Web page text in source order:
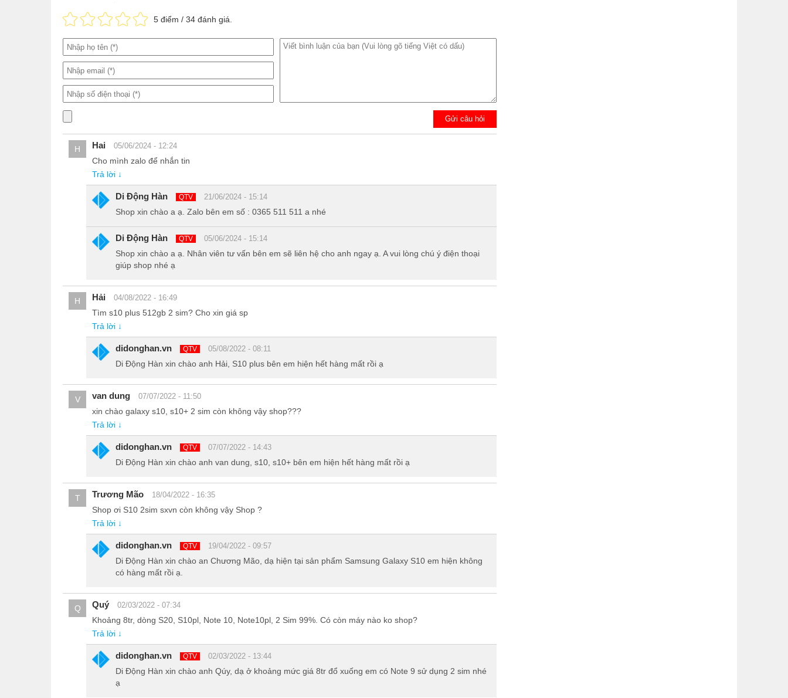
Cạnh trên bao gồm mic thoại, khe cắm sim. Mic chống ồn và hai dải ăng-ten.
Cạnh phải là nút nguồn.
5 điểm / 34 đánh giá.
Gửi câu hỏi
H Hai 05/06/2024 - 12:24
Cho mình zalo để nhắn tin
Trả lời ↓
Di Động Hàn QTV 21/06/2024 - 15:14
Shop xin chào a ạ. Zalo bên em số : 0365 511 511 a nhé
Di Động Hàn QTV 05/06/2024 - 15:14
Shop xin chào a ạ. Nhân viên tư vấn bên em sẽ liên hệ cho anh ngay ạ. A vui lòng chú ý điện thoại
giúp shop nhé ạ
H Hải 04/08/2022 - 16:49
Tìm s10 plus 512gb 2 sim? Cho xin giá sp
Trả lời ↓
didonghan.vn QTV 05/08/2022 - 08:11
Di Động Hàn xin chào anh Hải, S10 plus bên em hiện hết hàng mất rồi ạ
V van dung 07/07/2022 - 11:50
xin chào galaxy s10, s10+ 2 sim còn không vậy shop???
Trả lời ↓
didonghan.vn QTV 07/07/2022 - 14:43
Di Động Hàn xin chào anh van dung, s10, s10+ bên em hiện hết hàng mất rồi ạ
T Trương Mão 18/04/2022 - 16:35
Shop ơi S10 2sim sxvn còn không vậy Shop ?
Trả lời ↓
didonghan.vn QTV 19/04/2022 - 09:57
Di Động Hàn xin chào an Chương Mão, dạ hiện tại sản phẩm Samsung Galaxy S10 em hiện không
có hàng mất rồi ạ.
Q Quý 02/03/2022 - 07:34
Khoảng 8tr, dòng S20, S10pl, Note 10, Note10pl, 2 Sim 99%. Có còn máy nào ko shop?
Trả lời ↓
didonghan.vn QTV 02/03/2022 - 13:44
Di Động Hàn xin chào anh Qúy, dạ ở khoảng mức giá 8tr đổ xuống em có Note 9 sử dụng 2 sim nhé
ạ